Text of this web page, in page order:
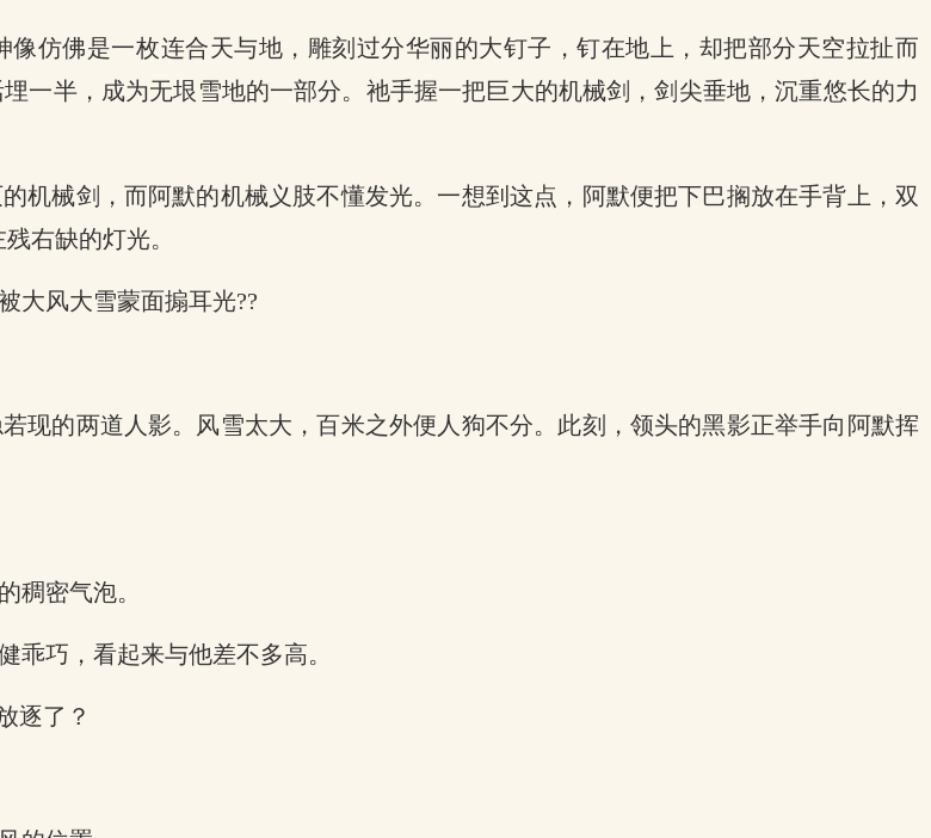
仿佛是一枚连合天与地，雕刻过分华丽的大钉子，钉在地上，却把部分天空拉扯而
一半，成为无垠雪地的一部分。祂手握一把巨大的机械剑，剑尖垂地，沉重悠长的力
机械剑，而阿默的机械义肢不懂发光。一想到这点，阿默便把下巴搁放在手背上，双
右缺的灯光。
大风大雪蒙面搧耳光??
现的两道人影。风雪太大，百米之外便人狗不分。此刻，领头的黑影正举手向阿默挥
稠密气泡。
乖巧，看起来与他差不多高。
逐了？